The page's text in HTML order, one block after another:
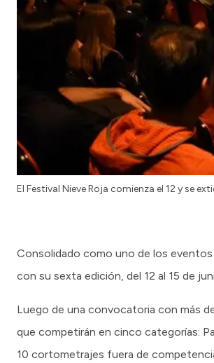
El Festival Nieve Roja comienza el 12 y se
Consolidado como uno de los eventos
con su sexta edición, del 12 al 15 de
Luego de una convocatoria con más
que competirán en cinco categorías:
10 cortometrajes fuera de